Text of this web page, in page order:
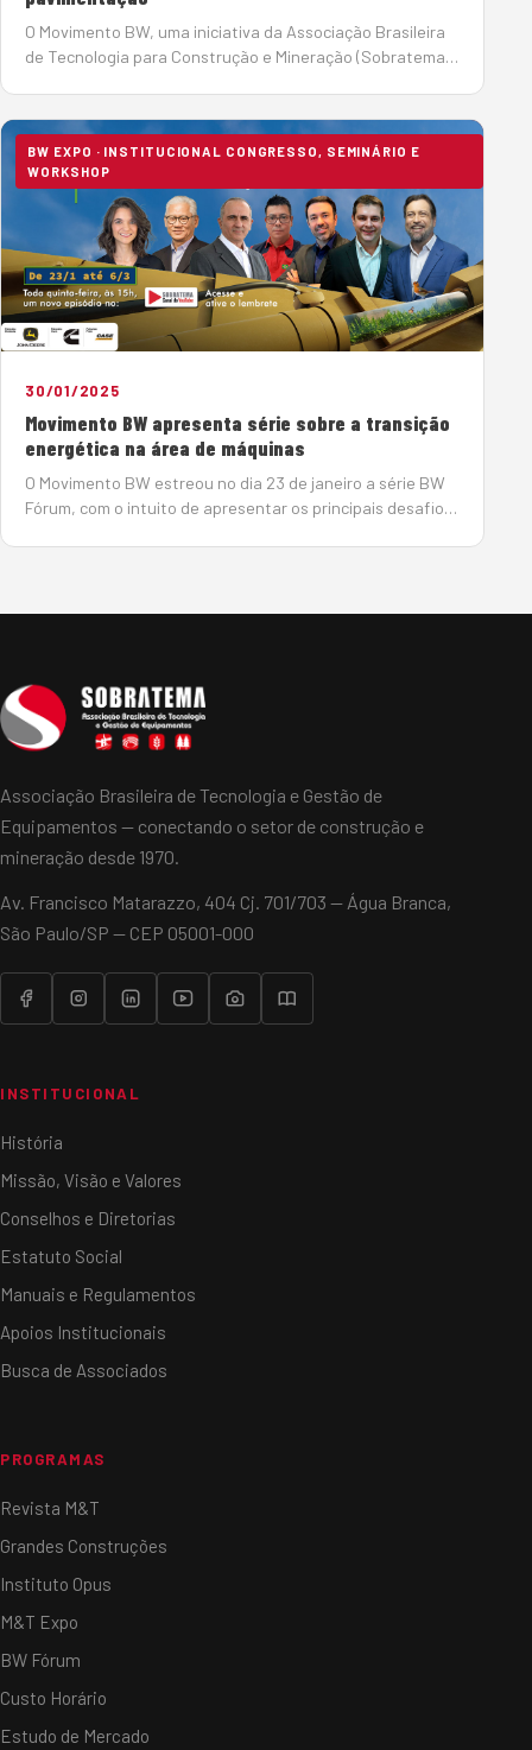
O Movimento BW, uma iniciativa da Associação Brasileira
de Tecnologia para Construção e Mineração (Sobratema),
BW EXPO · INSTITUCIONAL CONGRESSO, SEMINÁRIO E
WORKSHOP
30/01/2025
Movimento BW apresenta série sobre a transição
energética na área de máquinas
O Movimento BW estreou no dia 23 de janeiro a série BW
Fórum, com o intuito de apresentar os principais desafios
Associação Brasileira de Tecnologia e Gestão de
Equipamentos — conectando o setor de construção e
mineração desde 1970.
Av. Francisco Matarazzo, 404 Cj. 701/703 — Água Branca,
São Paulo/SP — CEP 05001-000
INSTITUCIONAL
História
Missão, Visão e Valores
Conselhos e Diretorias
Estatuto Social
Manuais e Regulamentos
Apoios Institucionais
Busca de Associados
PROGRAMAS
Revista M&T
Grandes Construções
Instituto Opus
M&T Expo
BW Fórum
Custo Horário
Estudo de Mercado